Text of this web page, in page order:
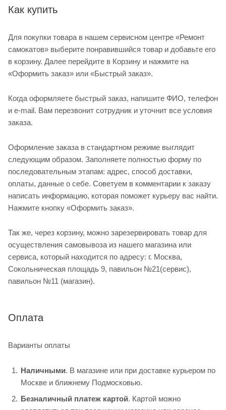
Как купить
Для покупки товара в нашем сервисном центре «Ремонт
самокатов» выберите понравившийся товар и добавьте его
в корзину. Далее перейдите в Корзину и нажмите на
«Оформить заказ» или «Быстрый заказ».
Когда оформляете быстрый заказ, напишите ФИО, телефон
и e-mail. Вам перезвонит сотрудник и уточнит все условия
заказа.
Оформление заказа в стандартном режиме выглядит
следующим образом. Заполняете полностью форму по
последовательным этапам: адрес, способ доставки,
оплаты, данные о себе. Советуем в комментарии к заказу
написать информацию, которая поможет курьеру вас найти.
Нажмите кнопку «Оформить заказ».
Так же, через корзину, можно зарезервировать товар для
осуществления самовывоза из нашего магазина или
сервиса, который находится по адресу: г. Москва,
Сокольническая площадь 9, павильон №21(сервис),
павильон №11 (магазин).
Оплата
Варианты оплаты
Наличными. В магазине или при доставке курьером по
Москве и ближнему Подмосковью.
Безналичный платеж картой. Картой можно